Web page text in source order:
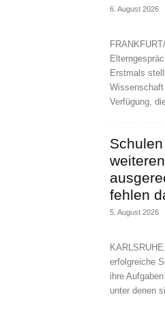
6. August 2026
Erstmals
Verfügung,
fehlen
5. August 2026
erfolgreiche
ihre
unter denen